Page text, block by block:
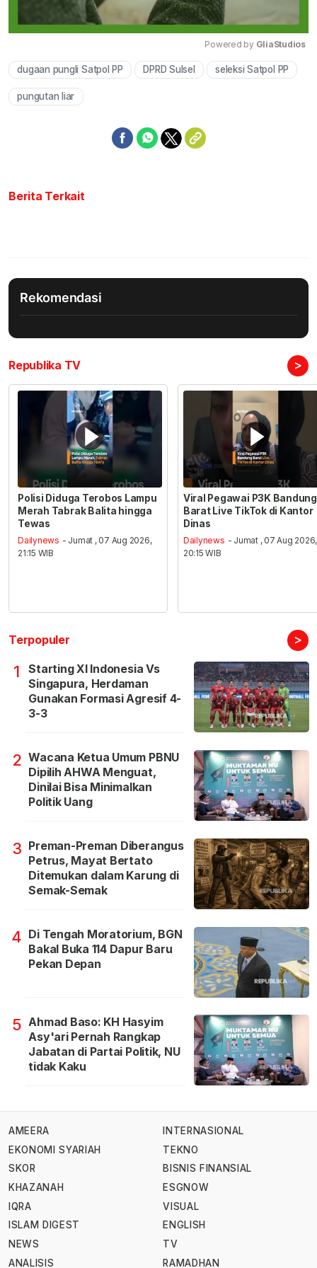
Mute
Powered by GliaStudios
dugaan pungli Satpol PP DPRD Sulsel seleksi Satpol PP
pungutan liar
Berita Terkait
Rekomendasi
Republika TV >
Polisi Diduga Terobos Lampu
Merah Tabrak Balita hingga
Tewas
Dailynews - Jumat , 07 Aug 2026,
21:15 WIB
Viral Pegawai P3K Bandung
Barat Live TikTok di Kantor
Dinas
Dailynews - Jumat , 07 Aug 2026,
20:15 WIB
Terpopuler >
1
Starting XI Indonesia Vs
Singapura, Herdaman
Gunakan Formasi Agresif 4-
3-3
2 Wacana Ketua Umum PBNU
Dipilih AHWA Menguat,
Dinilai Bisa Minimalkan
Politik Uang
3 Preman-Preman Diberangus
Petrus, Mayat Bertato
Ditemukan dalam Karung di
Semak-Semak
4 Di Tengah Moratorium, BGN
Bakal Buka 114 Dapur Baru
Pekan Depan
5 Ahmad Baso: KH Hasyim
Asy'ari Pernah Rangkap
Jabatan di Partai Politik, NU
tidak Kaku
AMEERA
EKONOMI SYARIAH
SKOR
KHAZANAH
IQRA
ISLAM DIGEST
NEWS
ANALISIS
INTERNASIONAL
TEKNO
BISNIS FINANSIAL
ESGNOW
VISUAL
ENGLISH
TV
RAMADHAN